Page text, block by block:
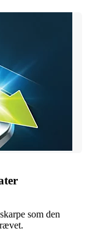
som den